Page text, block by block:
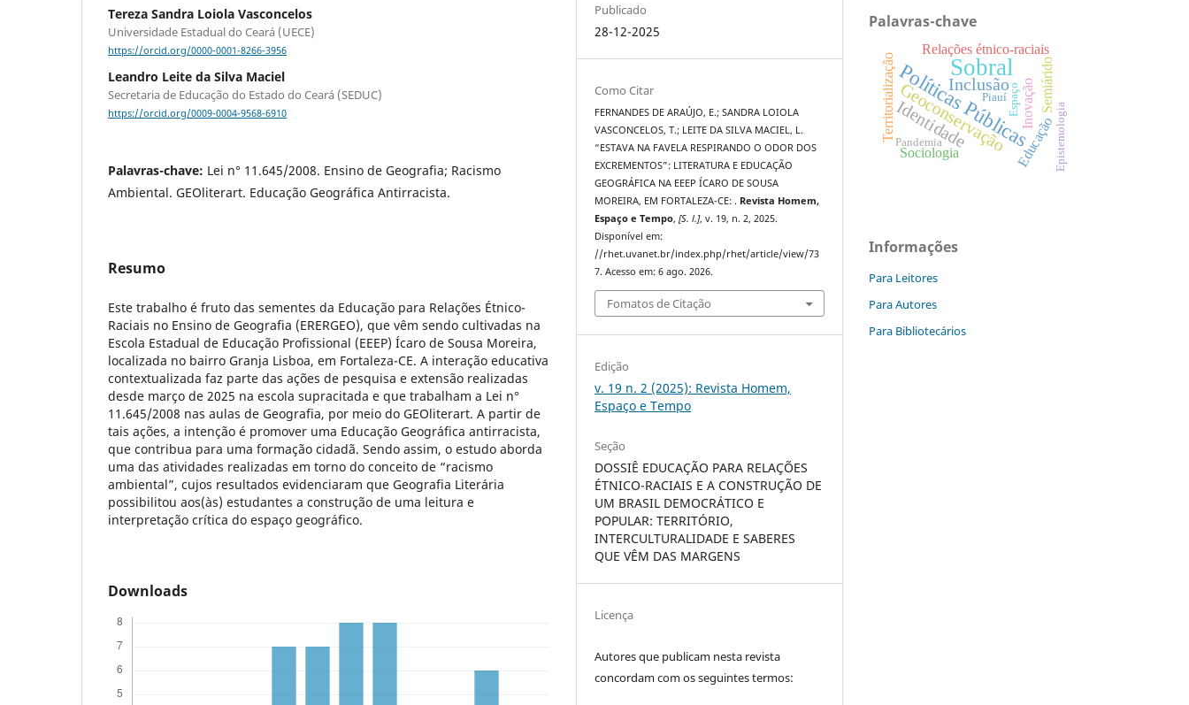
Tereza Sandra Loiola Vasconcelos
Universidade Estadual do Ceará (UECE)
https://orcid.org/0000-0001-8266-3956
Leandro Leite da Silva Maciel
Secretaria de Educação do Estado do Ceará (SEDUC)
https://orcid.org/0009-0004-9568-6910
Palavras-chave: Lei n° 11.645/2008. Ensino de Geografia; Racismo
Ambiental. GEOliterart. Educação Geográfica Antirracista.
Resumo
Este trabalho é fruto das sementes da Educação para Relações Étnico-
Raciais no Ensino de Geografia (ERERGEO), que vêm sendo cultivadas na
Escola Estadual de Educação Profissional (EEEP) Ícaro de Sousa Moreira,
localizada no bairro Granja Lisboa, em Fortaleza-CE. A interação educativa
contextualizada faz parte das ações de pesquisa e extensão realizadas
desde março de 2025 na escola supracitada e que trabalham a Lei n°
11.645/2008 nas aulas de Geografia, por meio do GEOliterart. A partir de
tais ações, a intenção é promover uma Educação Geográfica antirracista,
que contribua para uma formação cidadã. Sendo assim, o estudo aborda
uma das atividades realizadas em torno do conceito de “racismo
ambiental”, cujos resultados evidenciaram que Geografia Literária
possibilitou aos(às) estudantes a construção de uma leitura e
interpretação crítica do espaço geográfico.
Downloads
Publicado
28-12-2025
Como Citar
FERNANDES DE ARAÚJO, E.; SANDRA LOIOLA
VASCONCELOS, T.; LEITE DA SILVA MACIEL, L.
“ESTAVA NA FAVELA RESPIRANDO O ODOR DOS
EXCREMENTOS”: LITERATURA E EDUCAÇÃO
GEOGRÁFICA NA EEEP ÍCARO DE SOUSA
MOREIRA, EM FORTALEZA-CE: . Revista Homem,
Espaço e Tempo,[S. l.], v. 19, n. 2, 2025.
Disponível em:
//rhet.uvanet.br/index.php/rhet/article/view/73
7. Acesso em: 6 ago. 2026.
Fomatos de Citação
Edição
v. 19 n. 2 (2025): Revista Homem,
Espaço e Tempo
Seção
DOSSIÊ EDUCAÇÃO PARA RELAÇÕES
ÉTNICO-RACIAIS E A CONSTRUÇÃO DE
UM BRASIL DEMOCRÁTICO E
POPULAR: TERRITÓRIO,
INTERCULTURALIDADE E SABERES
QUE VÊM DAS MARGENS
Licença
Autores que publicam nesta revista
concordam com os seguintes termos:
Palavras-chave
Sobral
Políticas Públicas
Geoconservação
Inclusão
Identidade Educação
Territorialização Semiárido
Relações étnico-raciais
Sociologia
Inovação Epistemologia
Espaço
Pandemia
Piauí
Informações
Para Leitores
Para Autores
Para Bibliotecários